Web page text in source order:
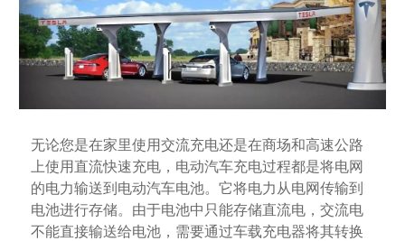
无论您是在家里使用交流充电还是在商场和高速公路
上使用直流快速充电，电动汽车充电过程都是将电网
的电力输送到电动汽车电池。它将电力从电网传输到
电池进行存储。由于电池中只能存储直流电，交流电
不能直接输送给电池，需要通过车载充电器将其转换